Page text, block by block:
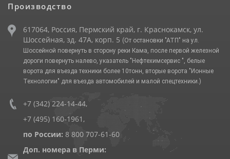
Производство
617064, Россия, Пермский край, г. Краснокамск, ул.
Шоссейная, зд. 47А, корп. 5 (От остановки "АТП" на ул.
Шоссейной повернуть в сторону реки Кама, после первой железной
дороги повернуть налево, указатель "Нефтехимсервис ", белые
ворота для въезда техники более 10тонн, вторые ворота "Ионные
Технологии" для въезда автомобилей и малой спецтехники.)
+7 (342) 224-14-44,
+7 (495) 160-1961 ,
по России: 8 800 707-61-60
Доп. номера в Перми: